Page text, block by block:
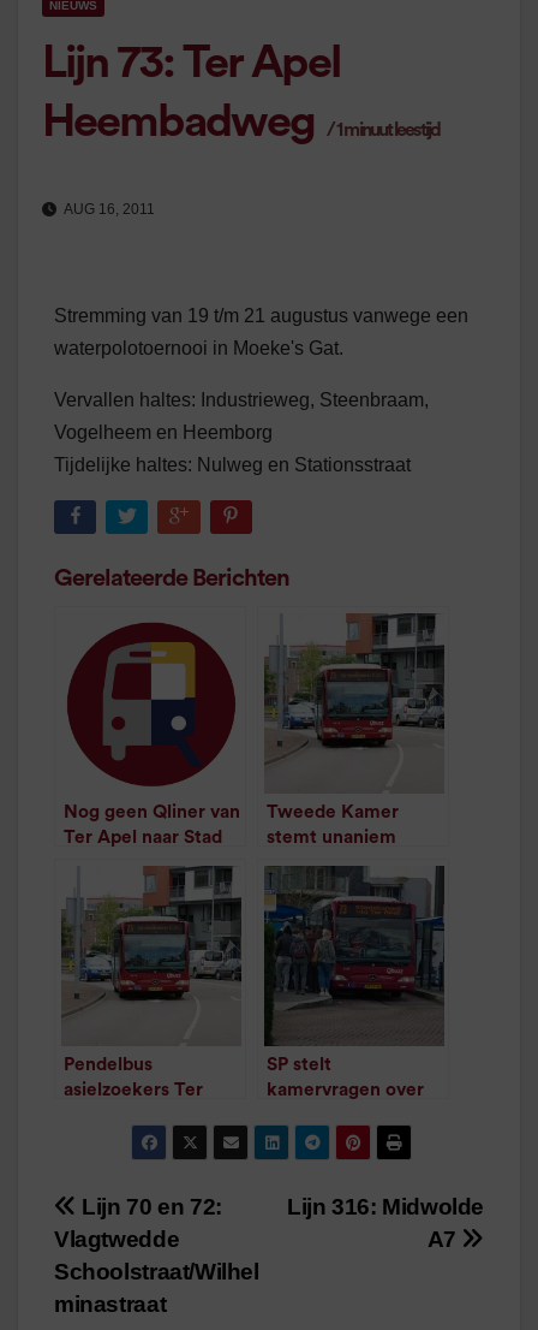
NIEUWS
Lijn 73: Ter Apel
Heembadweg
/1 minuut leestijd
AUG 16, 2011
Stremming van 19 t/m 21 augustus vanwege een
waterpolotoernooi in Moeke's Gat.
Vervallen haltes: Industrieweg, Steenbraam,
Vogelheem en Heemborg
Tijdelijke haltes: Nulweg en Stationsstraat
Gerelateerde Berichten
Nog geen Qliner van
Ter Apel naar Stad
minuut leestijd
Tweede Kamer
stemt unaniem
tegen gratis
pendelbus Ter Apel
/1minuut leestijd
Pendelbus
asielzoekers Ter
minuut leestijd
SP stelt
kamervragen over
/ minuut leestijd
Bericht
navigatie
Lijn 316: Midwolde
A7
Lijn 70 en 72:
Vlagtwedde
Schoolstraat/Wilhel
minastraat